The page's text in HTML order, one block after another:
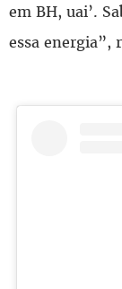
em BH, uai’.
essa energia”,